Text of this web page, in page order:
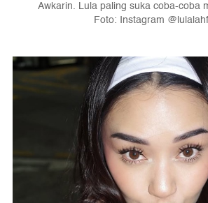
Awkarin. Lula paling suka coba-coba
Foto: Instagram